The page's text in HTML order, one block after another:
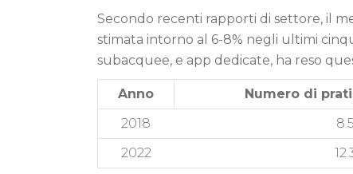
Secondo recenti rapporti di settore, il
stimata intorno al 6-8% negli ultimi
subacquee, e app dedicate, ha reso
Anno Numero di
2018
8.5
2022